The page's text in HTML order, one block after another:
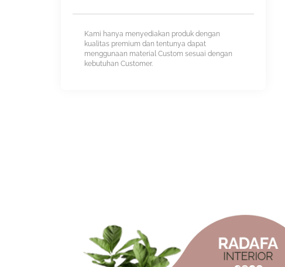
Kami hanya menyediakan produk dengan
kualitas premium dan tentunya dapat
menggunaan material Custom sesuai dengan
kebutuhan Customer.